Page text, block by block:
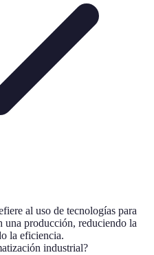
al uso de tecnologías para
una producción, reduciendo la
la eficiencia.
industrial?